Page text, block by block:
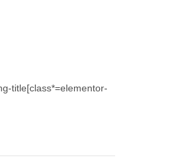
title[class*=elementor-